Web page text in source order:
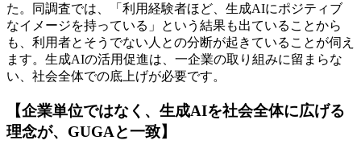
た。同調査では、「利用経験者ほど、生成AIにポジティブ
なイメージを持っている」という結果も出ていることから
も、利用者とそうでない人との分断が起きていることが伺え
ます。生成AIの活用促進は、一企業の取り組みに留まらな
い、社会全体での底上げが必要です。
【企業単位ではなく、生成AIを社会全体に広げる
理念が、GUGAと一致】